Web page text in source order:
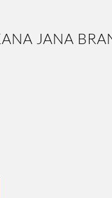
JANA